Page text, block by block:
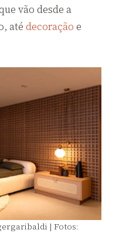
vão desde a
até decoração e
| Fotos: